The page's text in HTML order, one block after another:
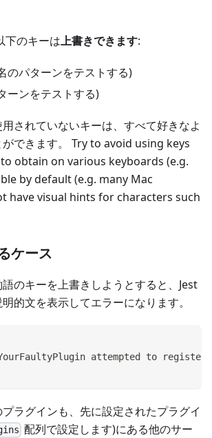
下のキーは上書きできます:
のパターンをテストする)
ーンをテストする)
されていないキーは、すべて好きなよ
ができます。 Try to avoid using keys
obtain on various keyboards (e.g.
by default (e.g. many Mac
have visual hints for characters such
ケース
のキーを上書きしようとすると、Jest
的文を表示してエラーになります。
attempted to
ラグインも、先に設定されたプラグイ
配列で設定します)にある他のサー